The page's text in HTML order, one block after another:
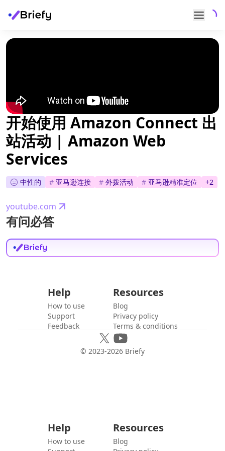
开始使用 Amazon Connect 出
站活动 | Amazon Web
Services
中性的 # 亚马逊连接 # 外拨活动 # 亚马逊精准定位 +2
youtube.com
有问必答
Help
How to use
Support
Feedback
Resources
Blog
Privacy policy
Terms & conditions
© 2023-2026 Briefy
Help
How to use
Resources
Blog